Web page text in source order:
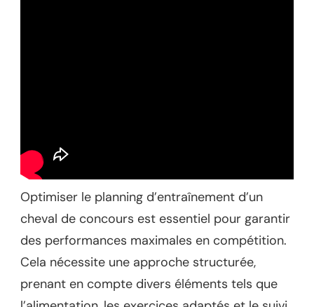
Optimiser le planning d’entraînement d’un
cheval de concours est essentiel pour garantir
des performances maximales en compétition.
Cela nécessite une approche structurée,
prenant en compte divers éléments tels que